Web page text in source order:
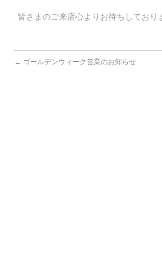
皆さまのご来店心よりお待ちしており
← ゴールデンウィーク営業のお知らせ